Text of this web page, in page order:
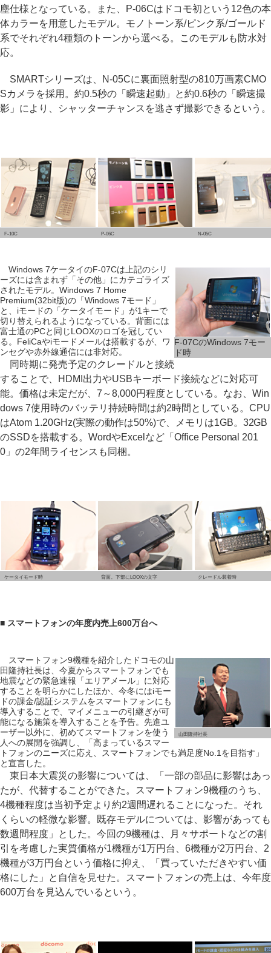
塵仕様となっている。また、P-06Cはドコモ初という12色の本
体カラーを用意したモデル。モノトーン系/ピンク系/ゴールド
系でそれぞれ4種類のトーンから選べる。このモデルも防水対
応。
SMARTシリーズは、N-05Cに裏面照射型の810万画素CMO
Sカメラを採用。約0.5秒の「瞬速起動」と約0.6秒の「瞬速撮
影」により、シャッターチャンスを逃さず撮影できるという。
F-10C P-06C N-05C
F-07CのWindows 7モー
ド時
Windows 7ケータイのF-07Cは上記のシリ
ーズには含まれず「その他」にカテゴライズ
されたモデル。Windows 7 Home
Premium(32bit版)の「Windows 7モード」
と、iモードの「ケータイモード」が1キーで
切り替えられるようになっている。背面には
富士通のPCと同じLOOXのロゴを冠してい
る。FeliCaやiモードメールは搭載するが、ワ
ンセグや赤外線通信には非対応。
同時期に発売予定のクレードルと接続
することで、HDMI出力やUSBキーボード接続などに対応可
能。価格は未定だが、7～8,000円程度としている。なお、Win
dows 7使用時のバッテリ持続時間は約2時間としている。CPU
はAtom 1.20GHz(実際の動作は50%)で、メモリは1GB。32GB
のSSDを搭載する。WordやExcelなど「Office Personal 201
0」の2年間ライセンスも同梱。
ケータイモード時 背面。下部にLOOXの文字 クレードル装着時
■ スマートフォンの年度内売上600万台へ
山田隆持社長
スマートフォン9機種を紹介したドコモの山
田隆持社長は、今夏からスマートフォンでも
地震などの緊急速報「エリアメール」に対応
することを明らかにしたほか、今冬にはiモー
ドの課金/認証システムをスマートフォンにも
導入することで、マイメニューの引継ぎが可
能になる施策を導入することを予告。先進ユ
ーザー以外に、初めてスマートフォンを使う
人への展開を強調し、「高まっているスマー
トフォンのニーズに応え、スマートフォンでも満足度No.1を目指す」
と宣言した。
東日本大震災の影響については、「一部の部品に影響はあっ
たが、代替することができた。スマートフォン9機種のうち、
4機種程度は当初予定より約2週間遅れることになった。それ
くらいの軽微な影響。既存モデルについては、影響があっても
数週間程度」とした。今回の9機種は、月々サポートなどの割
引を考慮した実質価格が1機種が1万円台、6機種が2万円台、2
機種が3万円台という価格に抑え、「買っていただきやすい価
格にした」と自信を見せた。スマートフォンの売上は、今年度
600万台を見込んでいるという。